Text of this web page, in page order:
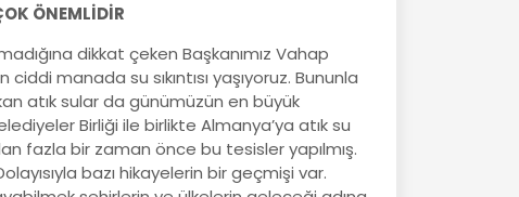
ÖNEMLİDİR
dikkat çeken Başkanımız Vahap
manada su sıkıntısı yaşıyoruz. Bununla
atık sular da günümüzün en büyük
Birliği ile birlikte Almanya’ya atık su
fazla bir zaman önce bu tesisler yapılmış.
bazı hikayelerin bir geçmişi var.